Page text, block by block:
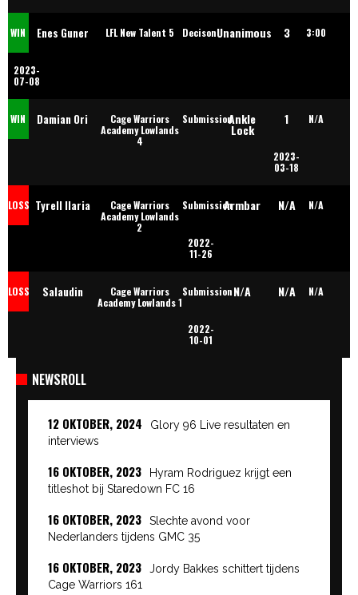
WIN Enes Guner LFL New Talent 5 DecisonUnanimous 3 3:00
2023-
07-08
WIN Damian Ori
Cage Warriors
Academy Lowlands
4
SubmissionAnkle
Lock
1 N/A
2023-
03-18
LOSS Tyrell Ilaria
Cage Warriors
Academy Lowlands
2
SubmissionArmbar N/A N/A
2022-
11-26
LOSS Salaudin
Cage Warriors
Academy Lowlands 1
SubmissionN/A N/A N/A
2022-
10-01
NEWSROLL
12 OKTOBER, 2024
Glory 96 Live resultaten en
interviews
16 OKTOBER, 2023
Hyram Rodriguez krijgt een
titleshot bij Staredown FC 16
16 OKTOBER, 2023
Slechte avond voor
Nederlanders tijdens GMC 35
16 OKTOBER, 2023
Jordy Bakkes schittert tijdens
Cage Warriors 161